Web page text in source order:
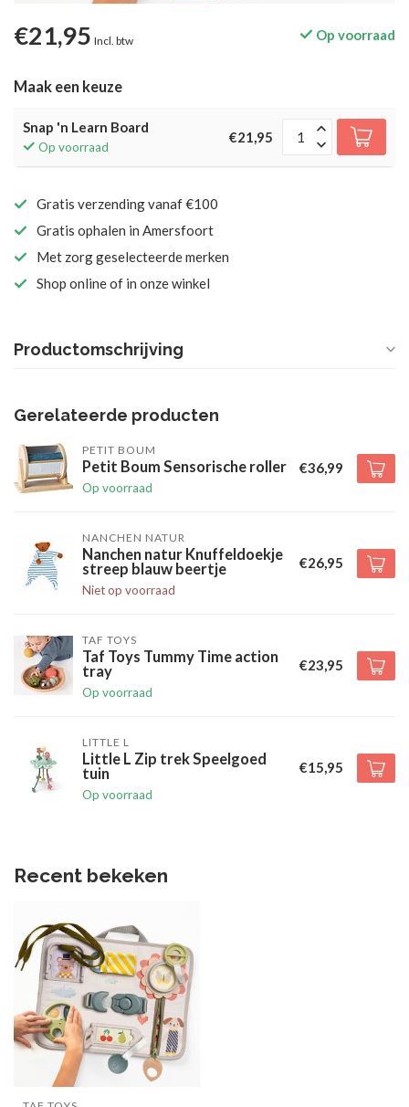
€21,95 Incl. btw Op voorraad
Maak een keuze
Snap 'n Learn Board
Op voorraad
€21,95
Gratis verzending vanaf €100
Gratis ophalen in Amersfoort
Met zorg geselecteerde merken
Shop online of in onze winkel
Productomschrijving
Gerelateerde producten
PETIT BOUM
Petit Boum Sensorische roller
Op voorraad
€36,99
NANCHEN NATUR
Nanchen natur Knuffeldoekje
streep blauw beertje
Niet op voorraad
€26,95
TAF TOYS
Taf Toys Tummy Time action
tray
Op voorraad
€23,95
LITTLE L
Little L Zip trek Speelgoed
tuin
Op voorraad
€15,95
Recent bekeken